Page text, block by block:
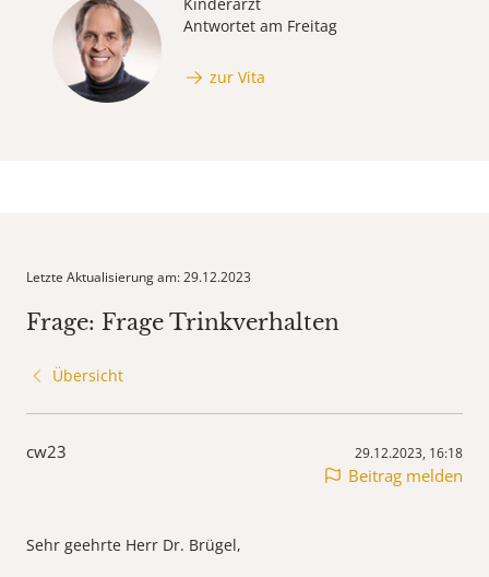
Antwortet am Freitag
zur Vita
Letzte Aktualisierung am: 29.12.2023
Frage: Frage Trinkverhalten
Übersicht
cw23 29.12.2023, 16:18
Beitrag melden
Sehr geehrte Herr Dr. Brügel,